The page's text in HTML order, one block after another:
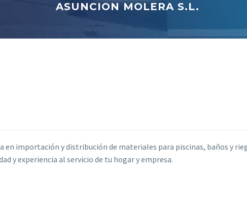
ASUNCION MOLERA S.L.
en importación y distribución de materiales para piscinas, baños y
y experiencia al servicio de tu hogar y empresa.